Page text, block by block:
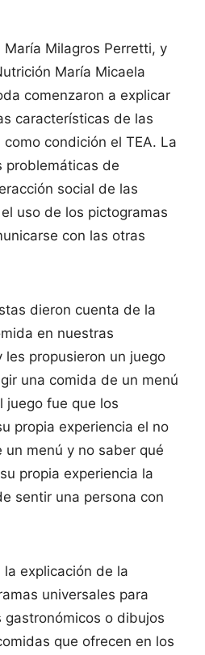
María Milagros Perretti, y
María Micaela
comenzaron a explicar
características de las
condición el TEA. La
problemáticas de
social de las
uso de los pictogramas
con las otras
dieron cuenta de la
en nuestras
les propusieron un juego
una comida de un menú
juego fue que los
propia experiencia el no
menú y no saber qué
propia experiencia la
sentir una persona con
explicación de la
universales para
gastronómicos o dibujos
que ofrecen en los